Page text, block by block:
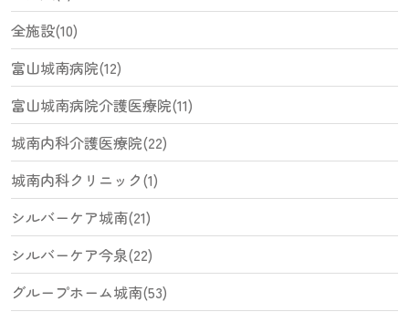
全施設(10)
富山城南病院(12)
富山城南病院介護医療院(11)
城南内科介護医療院(22)
城南内科クリニック(1)
シルバーケア城南(21)
シルバーケア今泉(22)
グループホーム城南(53)